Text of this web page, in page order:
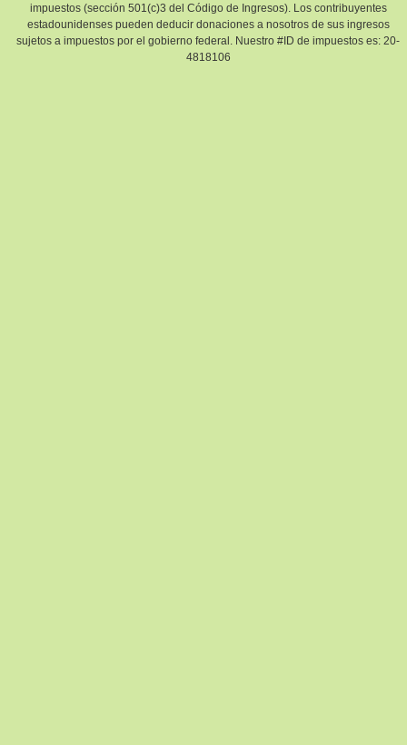
impuestos (sección 501(c)3 del Código de Ingresos). Los contribuyentes
estadounidenses pueden deducir donaciones a nosotros de sus ingresos
sujetos a impuestos por el gobierno federal. Nuestro #ID de impuestos es: 20-
4818106